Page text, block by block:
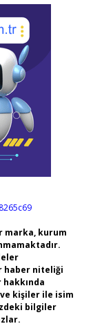
marka, kurum
haber niteliği
kişiler ile isim
bilgiler